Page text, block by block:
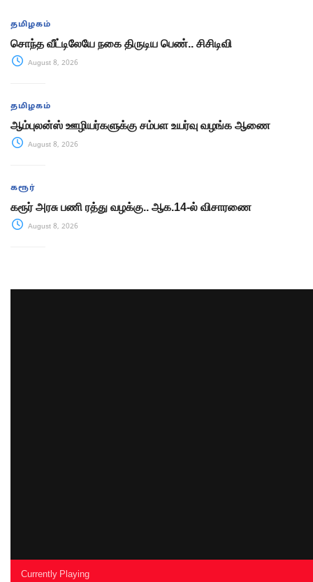
தமிழகம்
சொந்த வீட்டிலேயே நகை திருடிய பெண்.. சிசிடிவி
August 8, 2026
தமிழகம்
ஆம்புலன்ஸ் ஊழியர்களுக்கு சம்பள உயர்வு வழங்க ஆணை
August 8, 2026
கரூர்
கரூர் அரசு பணி ரத்து வழக்கு.. ஆக.14-ல் விசாரணை
August 8, 2026
Currently Playing